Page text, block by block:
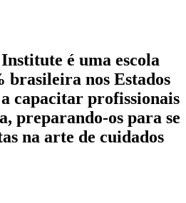
é uma escola
brasileira nos Estados
capacitar profissionais
preparando-os para se
na arte de cuidados